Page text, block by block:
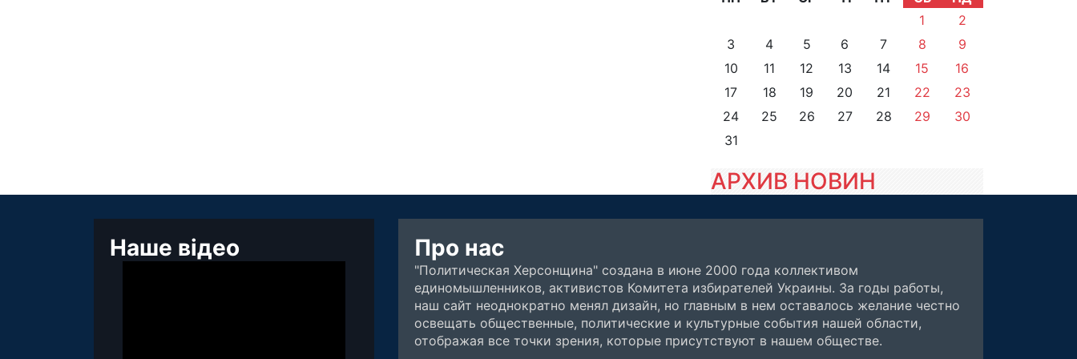
1
2
3
4 5 6 7 8
9
10
11 12 13 14 15
16
17
18 19 20 21 22
23
24
25 26 27 28 29
30
31
АРХИВ НОВИН
Наше відео Про нас
"Политическая Херсонщина" создана в июне 2000 года коллективом
единомышленников, активистов Комитета избирателей Украины. За годы работы,
наш сайт неоднократно менял дизайн, но главным в нем оставалось желание честно
освещать общественные, политические и культурные события нашей области,
отображая все точки зрения, которые присутствуют в нашем обществе.